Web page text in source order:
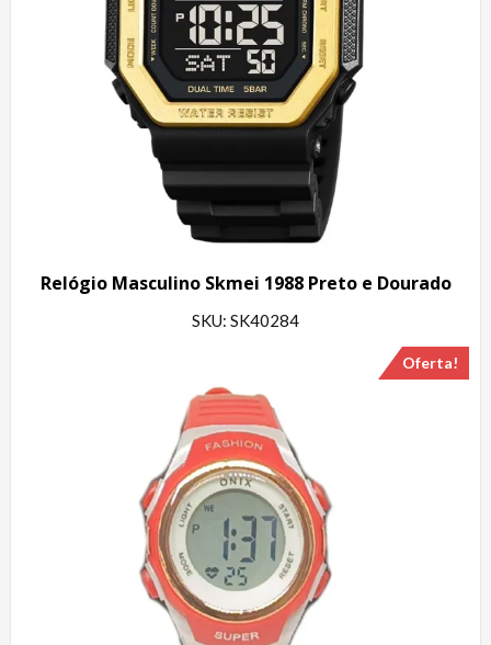
Relógio Masculino Skmei 1988 Preto e Dourado
SKU: SK40284
Oferta!